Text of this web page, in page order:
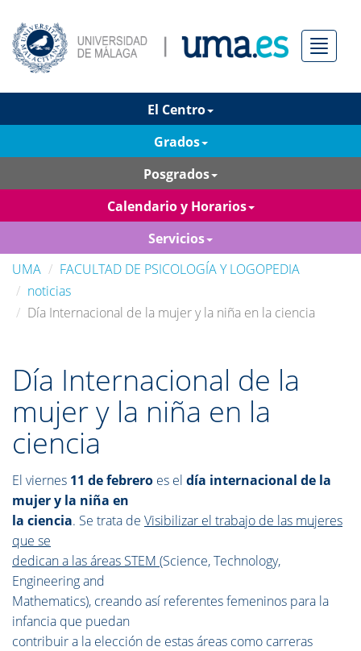
Menú
El Centro
Grados
Posgrados
Calendario y Horarios
Servicios
UMA
FACULTAD DE PSICOLOGÍA Y LOGOPEDIA
noticias
Día Internacional de la mujer y la niña en la ciencia
Día Internacional de la
mujer y la niña en la
ciencia
El viernes 11 de febrero es el día internacional de la
mujer y la niña en
la ciencia. Se trata de Visibilizar el trabajo de las mujeres
que se
dedican a las áreas STEM (Science, Technology,
Engineering and
Mathematics), creando así referentes femeninos para la
infancia que puedan
contribuir a la elección de estas áreas como carreras